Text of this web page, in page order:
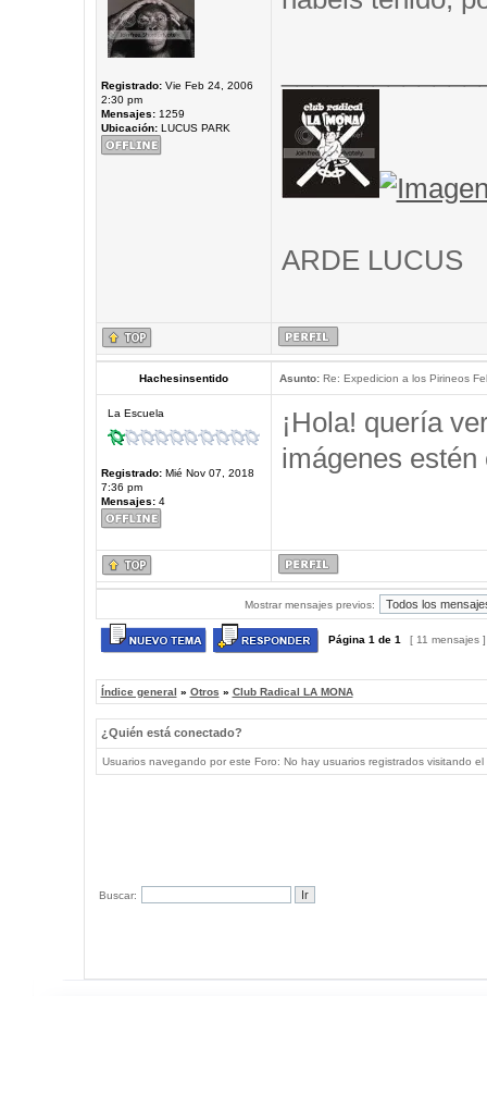
Registrado:Vie Feb 24, 2006
2:30 pm
Mensajes:1259
Ubicación:LUCUS PARK
ARDE LUCUS
Hachesinsentido Asunto:Re: Expedicion a los Pirineos
La Escuela
Registrado:Mié Nov 07, 2018
7:36 pm
Mensajes:4
¡Hola! quería
imágenes
Mostrar mensajes previos:
Página 1 de 1 [ 11 mensajes
Índice general » Otros » Club Radical LA MONA
¿Quién está conectado?
Usuarios navegando por este Foro: No hay usuarios registrados visitando
Buscar: